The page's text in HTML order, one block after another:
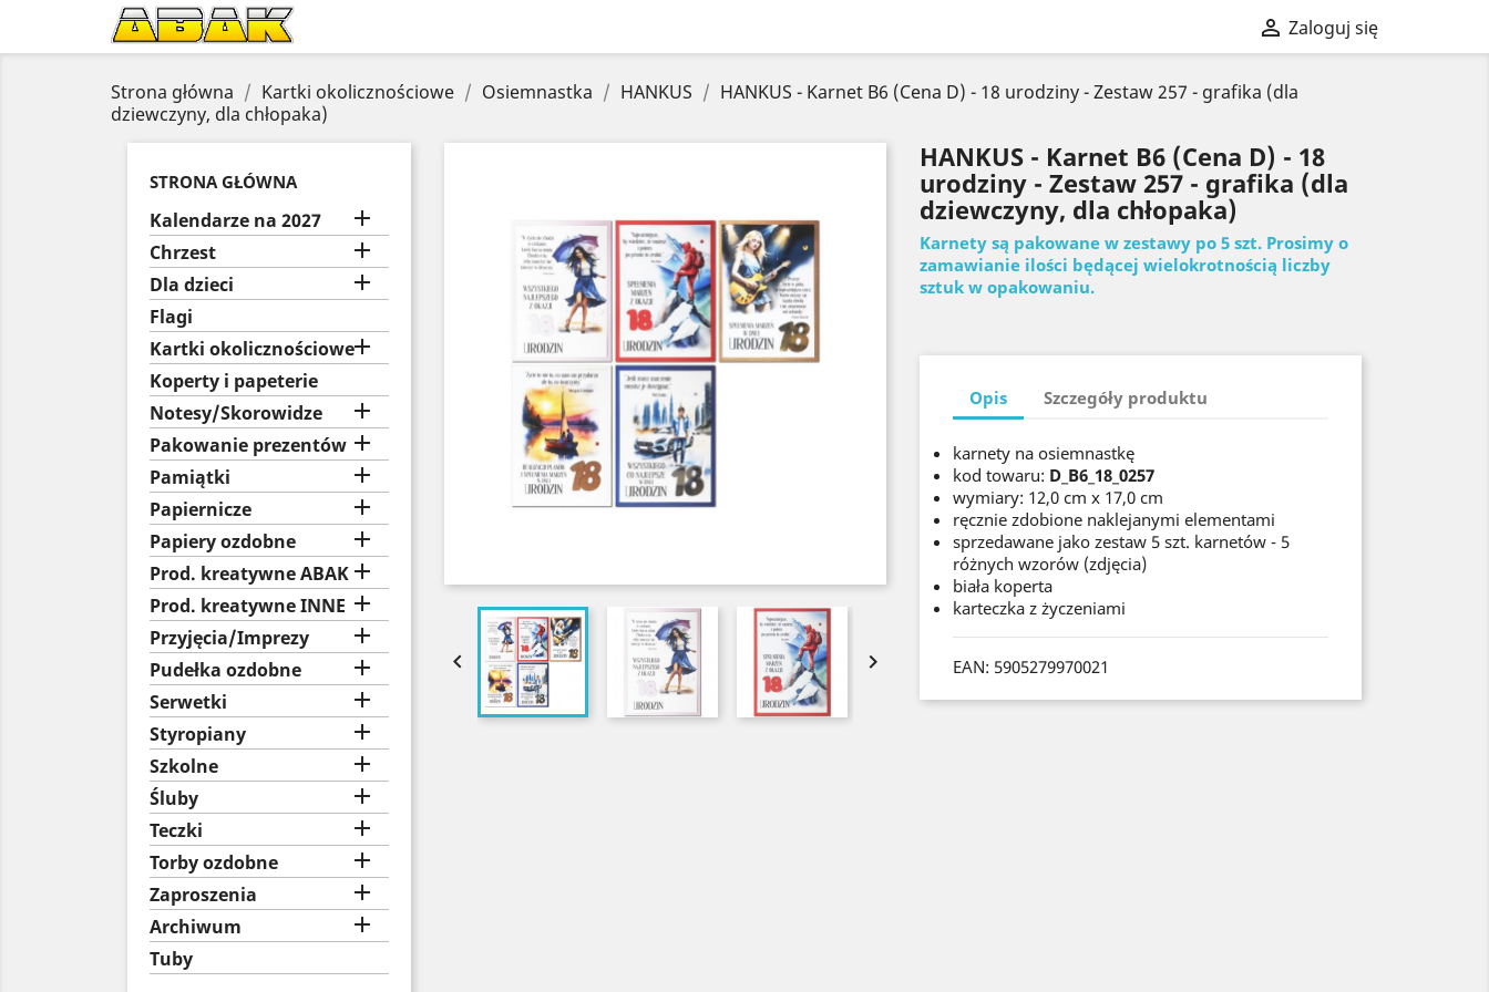
 Zaloguj się
Strona główna Kartki okolicznościowe Osiemnastka HANKUS
HANKUS - Karnet B6 (Cena D) - 18 urodziny - Zestaw 257 - grafika (dla
dziewczyny, dla chłopaka)
STRONA GŁÓWNA
Kalendarze na 2027 
Chrzest 
Dla dzieci 
Flagi
Kartki okolicznościowe
Koperty i papeterie
Notesy/Skorowidze

Pakowanie prezentów 
Pamiątki 
Papiernicze 
Papiery ozdobne 
Prod. kreatywne ABAK
Prod. kreatywne INNE 
Przyjęcia/Imprezy 
Pudełka ozdobne 
Serwetki 
Styropiany 
Szkolne 
Śluby 
Teczki 
Torby ozdobne 
Zaproszenia 
Archiwum 
Tuby
 
HANKUS - Karnet B6 (Cena D) - 18
urodziny - Zestaw 257 - grafika (dla
dziewczyny, dla chłopaka)
Karnety są pakowane w zestawy po 5 szt. Prosimy o
zamawianie ilości będącej wielokrotnością liczby
sztuk w opakowaniu.
Opis Szczegóły produktu
karnety na osiemnastkę
kod towaru: D_B6_18_0257
wymiary: 12,0 cm x 17,0 cm
ręcznie zdobione naklejanymi elementami
sprzedawane jako zestaw 5 szt. karnetów - 5
różnych wzorów (zdjęcia)
biała koperta
karteczka z życzeniami
EAN: 5905279970021